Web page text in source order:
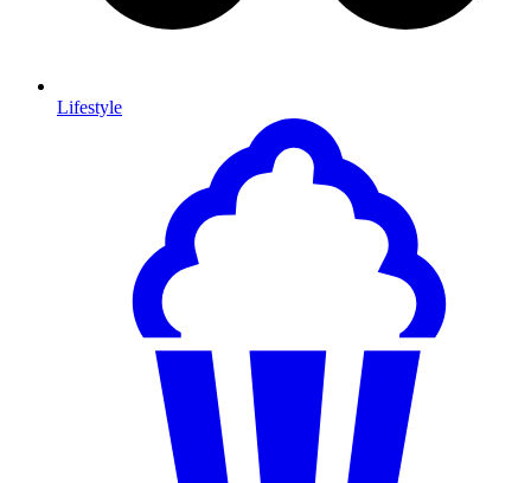
Lifestyle